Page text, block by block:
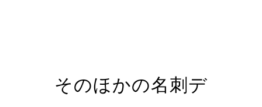
そのほかの名刺デ